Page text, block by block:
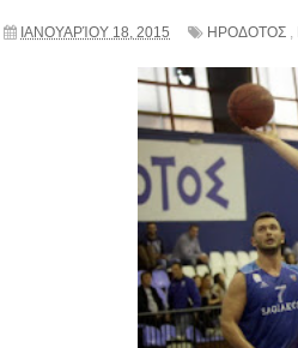
ΙΑΝΟΥΑΡΊΟΥ 18, 2015 ΗΡΟΔΟΤΟΣ ,